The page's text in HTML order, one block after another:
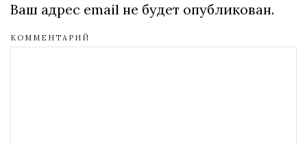
Ваш адрес email не будет опубликован.
КОММЕНТАРИЙ